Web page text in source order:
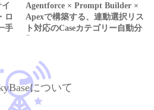
ロ
手
Agentforce × Prompt Builder ×
Apexで構築する、連動選択リス
ト対応のCaseカテゴリー自動分
について